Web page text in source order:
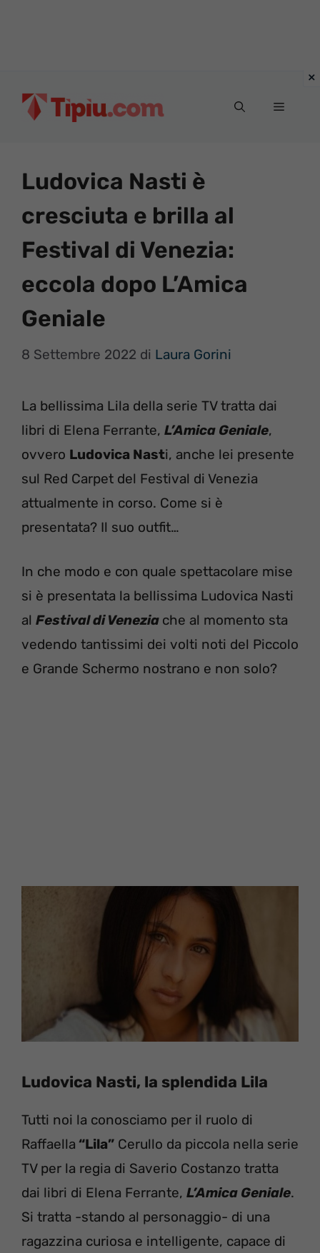
Menu
Ludovica Nasti è
cresciuta e brilla al
Festival di Venezia:
eccola dopo L’Amica
Geniale
8 Settembre 2022 di Laura Gorini
La bellissima Lila della serie TV tratta dai
libri di Elena Ferrante, L’Amica Geniale,
ovvero Ludovica Nasti, anche lei presente
sul Red Carpet del Festival di Venezia
attualmente in corso. Come si è
presentata? Il suo outfit…
In che modo e con quale spettacolare mise
si è presentata la bellissima Ludovica Nasti
al Festival di Venezia che al momento sta
vedendo tantissimi dei volti noti del Piccolo
e Grande Schermo nostrano e non solo?
Ludovica Nasti, la splendida Lila
Tutti noi la conosciamo per il ruolo di
Raffaella “Lila” Cerullo da piccola nella serie
TV per la regia di Saverio Costanzo tratta
dai libri di Elena Ferrante, L’Amica Geniale.
Si tratta -stando al personaggio- di una
ragazzina curiosa e intelligente, capace di